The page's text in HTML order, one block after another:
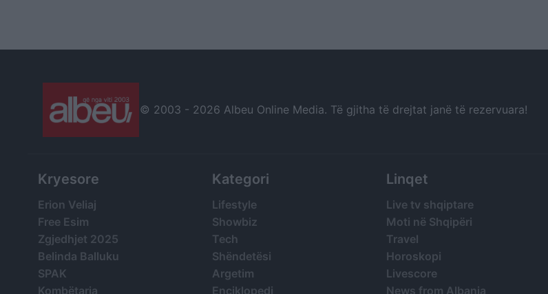
© 2003 - 2026 Albeu Online Media. Të gjitha të drejtat janë të rezervuara!
Kryesore
Erion Veliaj
Free Esim
Zgjedhjet 2025
Belinda Balluku
SPAK
Kombëtarja
Kategori
Lifestyle
Showbiz
Tech
Shëndetësi
Argetim
Enciklopedi
Linqet
Live tv shqiptare
Moti në Shqipëri
Travel
Horoskopi
Livescore
News from Albania